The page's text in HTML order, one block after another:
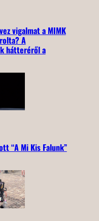
vigalmat a MIMK
A
hátteréről a
“A Mi Kis Falunk”